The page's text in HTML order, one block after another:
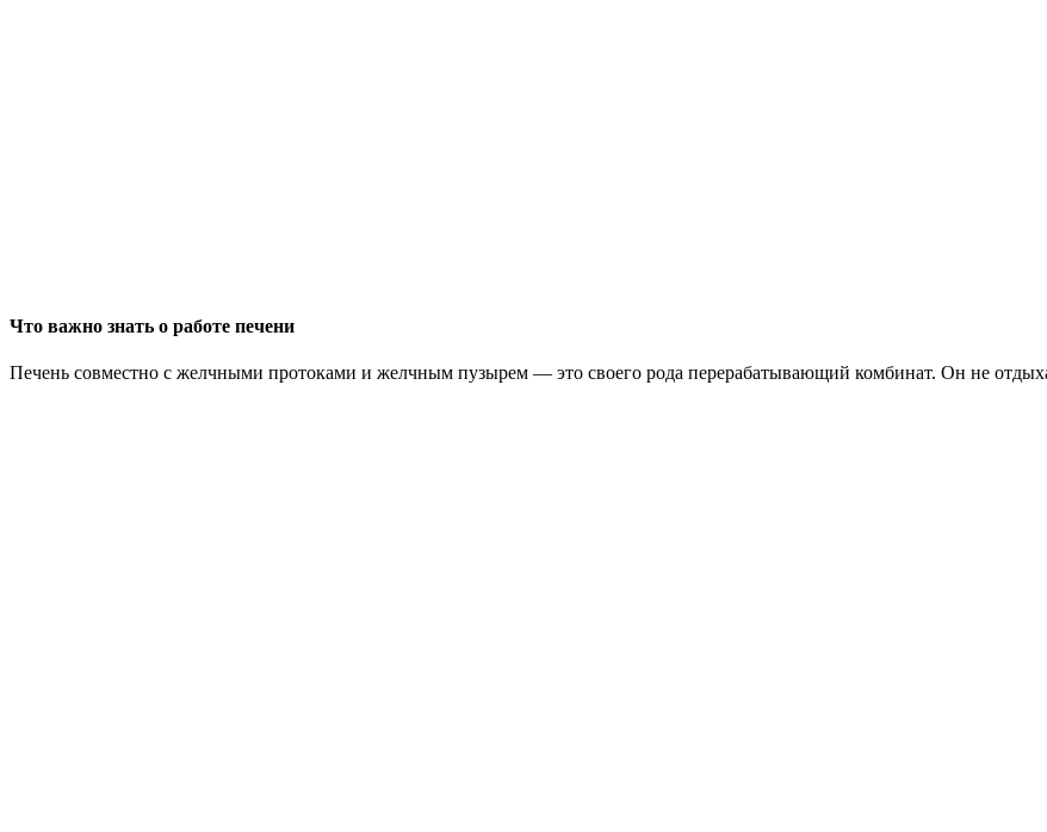
Что важно знать о работе печени
Печень совместно с желчными протоками и желчным пузырем — это своего рода перерабатывающий комбинат. Он не